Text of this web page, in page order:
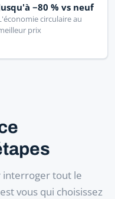
−80 % vs neuf
circulaire au
prix
interroger tout le
vous qui choisissez